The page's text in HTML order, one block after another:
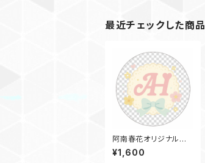
最近チェックした商品
阿南春花オリジナルグッ
ズコースター~2025年
春デザイン~
¥1,600